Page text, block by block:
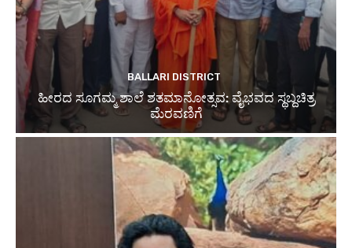
BALLARI DISTRICT
ಹೀರದ ಸೂಗಮ್ಮ ಶಾಲೆ ಶತಮಾನೋತ್ಸವ: ವೈಭವದ ಸ್ಥಬ್ದಚಿತ್ರ
ಮೆರವಣಿಗೆ